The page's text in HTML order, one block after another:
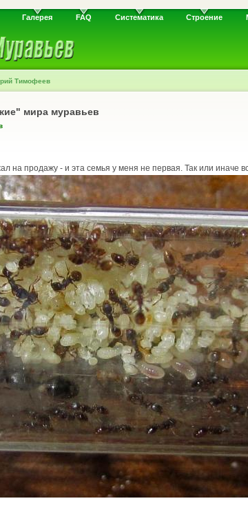
Галерея FAQ Систематика Строение
Тимофеев
мира муравьев
на продажу - и эта семья у меня не первая. Так или иначе